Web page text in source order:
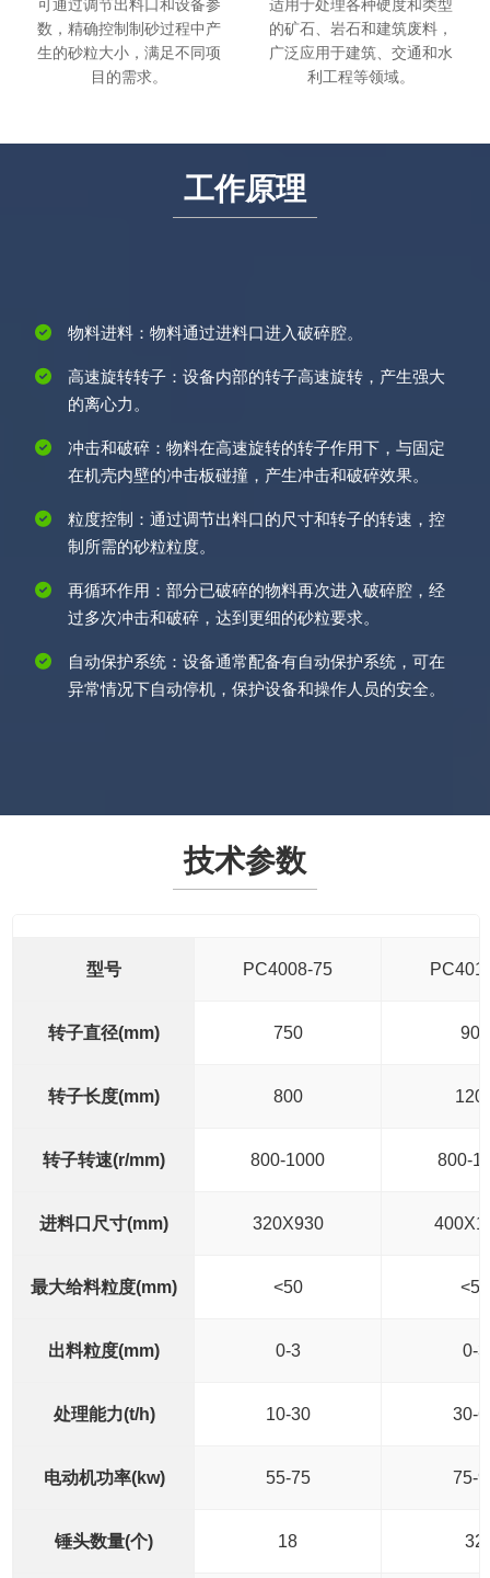
可通过调节出料口和设备参
数，精确控制制砂过程中产
生的砂粒大小，满足不同项
目的需求。
适用于处理各种硬度和类型
的矿石、岩石和建筑废料，
广泛应用于建筑、交通和水
利工程等领域。
工作原理
物料进料：物料通过进料口进入破碎腔。
高速旋转转子：设备内部的转子高速旋转，产生强大
的离心力。
冲击和破碎：物料在高速旋转的转子作用下，与固定
在机壳内壁的冲击板碰撞，产生冲击和破碎效果。
粒度控制：通过调节出料口的尺寸和转子的转速，控
制所需的砂粒粒度。
再循环作用：部分已破碎的物料再次进入破碎腔，经
过多次冲击和破碎，达到更细的砂粒要求。
自动保护系统：设备通常配备有自动保护系统，可在
异常情况下自动停机，保护设备和操作人员的安全。
技术参数
型号 PC4008-75
转子直径(mm) 750 900
转子长度(mm) 800
转子转速(r/mm) 800-1000 800-
进料口尺寸(mm) 320X930
最大给料粒度(mm) <50 <50
出料粒度(mm) 0-3 0-3
处理能力(t/h) 10-30 30-
电动机功率(kw) 55-75 75-
锤头数量(个) 18 32